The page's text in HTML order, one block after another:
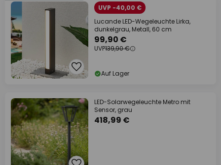
UVP -40,00 €
Lucande LED-Wegeleuchte Lirka,
dunkelgrau, Metall, 60 cm
99,90 €
UVP139,90 €
Auf Lager
LED-Solarwegeleuchte Metro mit
Sensor, grau
418,99 €